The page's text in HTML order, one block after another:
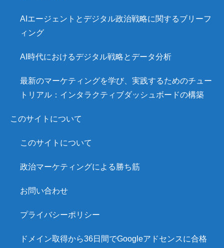
AIエージェントとデジタル政治戦略に関するブリーフ
ィング
AI時代におけるデジタル戦略とデータ分析
最新のマーケティングを学び、実践するためのチュー
トリアル：インタラクティブダッシュボードの構築
このサイトについて
このサイトについて
政治マーケティングによる勝ち筋
お問い合わせ
プライバシーポリシー
ドメイン取得から36日間でGoogleアドセンスに合格